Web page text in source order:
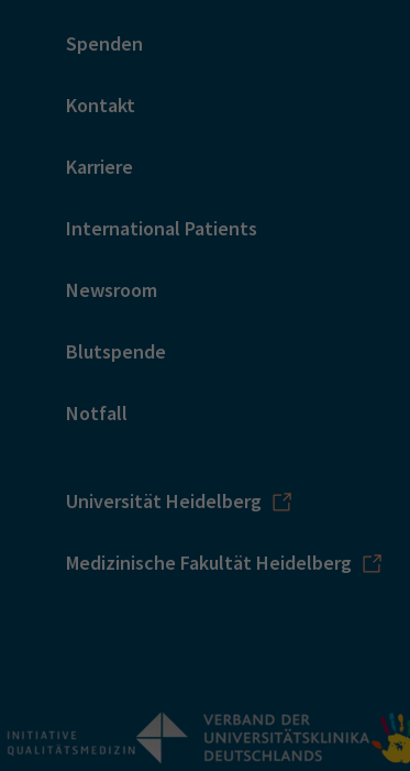
Spenden
Kontakt
Karriere
International Patients
Newsroom
Blutspende
Notfall
Universität Heidelberg
Medizinische Fakultät Heidelberg